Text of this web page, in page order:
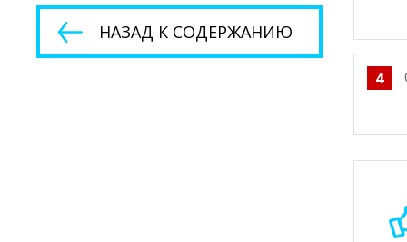
НАЗАД К СОДЕРЖАНИЮ
4